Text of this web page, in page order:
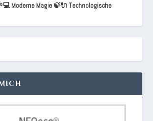
Moderne Magie 🍃🔌 Technologische